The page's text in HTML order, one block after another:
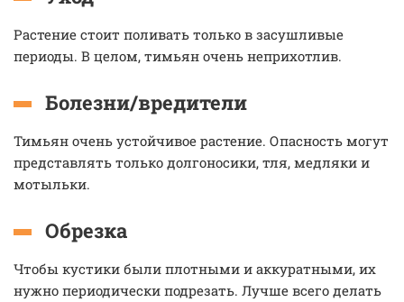
Растение стоит поливать только в засушливые
периоды. В целом, тимьян очень неприхотлив.
Болезни/вредители
Тимьян очень устойчивое растение. Опасность могут
представлять только долгоносики, тля, медляки и
мотыльки.
Обрезка
Чтобы кустики были плотными и аккуратными, их
нужно периодически подрезать. Лучше всего делать